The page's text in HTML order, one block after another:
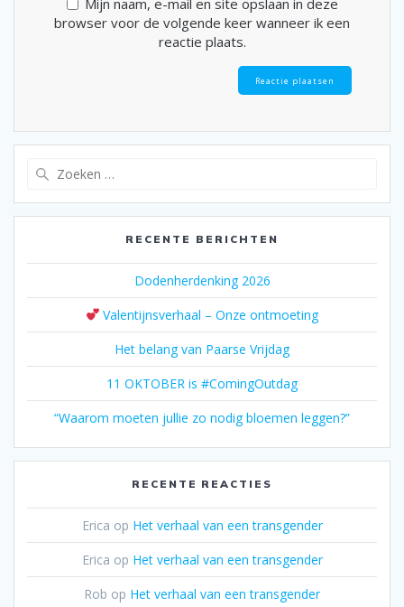
Mijn naam, e-mail en site opslaan in deze
browser voor de volgende keer wanneer ik een
reactie plaats.
RECENTE BERICHTEN
Dodenherdenking 2026
Valentijnsverhaal – Onze ontmoeting
Het belang van Paarse Vrijdag
11 OKTOBER is #ComingOutdag
“Waarom moeten jullie zo nodig bloemen leggen?”
RECENTE REACTIES
Erica op Het verhaal van een transgender
Erica op Het verhaal van een transgender
Rob op Het verhaal van een transgender